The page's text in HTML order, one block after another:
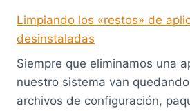
Limpiando los «restos» de
desinstaladas
Siempre que eliminamos una
nuestro sistema van
archivos de configuración,